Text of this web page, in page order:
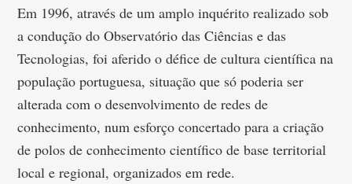
Em 1996, através de um amplo inquérito realizado sob
a condução do Observatório das Ciências e das
Tecnologias, foi aferido o défice de cultura científica na
população portuguesa, situação que só poderia ser
alterada com o desenvolvimento de redes de
conhecimento, num esforço concertado para a criação
de polos de conhecimento científico de base territorial
local e regional, organizados em rede.